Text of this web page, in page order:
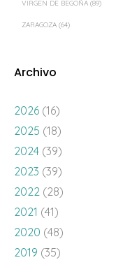
VIRGEN DE BEGOÑA (89)
ZARAGOZA (64)
Archivo
2026 (16)
2025 (18)
2024 (39)
2023 (39)
2022 (28)
2021 (41)
2020 (48)
2019 (35)